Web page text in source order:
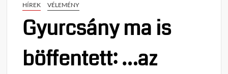
HÍREK VÉLEMÉNY
Gyurcsány ma is
böffentett: …az